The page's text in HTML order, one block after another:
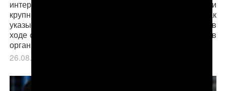
интересах вора в законе Шакро Молодого, вымогали
крупные суммы денег у столичных бизнесменов. Как
указывается в сообщении пресс-службы МВД РФ, в
ходе спецоперации было задержано «пять участников
организованной группы, в…
26.08.2016